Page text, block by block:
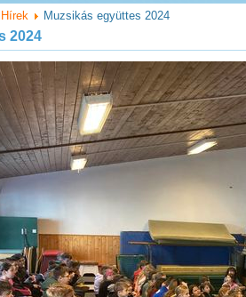
Hírek Muzsikás együttes 2024
2024